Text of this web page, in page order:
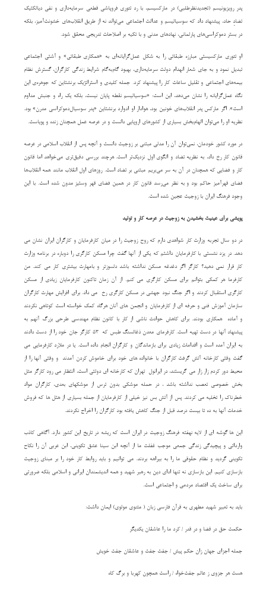
پدر رویزیونیسم (تجدیدنظرطلبی) در مارکسیسم، با رد تئوری فروپاشی قطعی سرمایه‌داری و نفی دیالکتیک
تضادِ حاد، پیشنهاد داد که سوسیالیسم و عدالت اجتماعی می‌تواند نه از طریق انقلاب‌های خشونت‌آمیز، بلکه
در بستر دموکراسی‌های پارلمانی، نهادهای مدنی و با تکیه بر اصلاحات تدریجی محقق شود.
او تئوری مارکسیستی مبارزه طبقاتی را به شکل عمل‌گرایانه‌ای به «همکاری طبقاتی» و آشتی اجتماعی
تبدیل نمود و به جای شعار انهدام دولت سرمایه‌داری، بهبود گام‌به‌گام شرایط زندگی کارگران، گسترش نظام
بیمه‌های اجتماعی و تقلیل ساعات کار را پیشنهاد کرد. جمله کلیدی و استراتژیک برنشتاین که جوهره‌ی این
نگاه عمل‌گرایانه را نشان می‌دهد، این است: «سوسیالیسم نقطه پایان نیست، بلکه یک راه و جنبش مداوم
است». اگر مارکس پدر انقلاب‌های خونین بود، هوادار او ادوارد برنشتاین «پدر سوسیال‌دموکراسی مدرن» بود.
نظریه او را می‌توان الهام‌بخش بسیاری از کشورهای اروپایی دانست و در عرصه عمل همچنان زنده و پویاست.
در مورد کشور خودمان، نمی‌توان آن را مدلی مبتنی بر زوجیت دانست و آنچه پس از انقلاب اسلامی در عرصه
قانون کار رخ داد، به نظریه تضاد و الگوی اول نزدیک‌تر است. هرچند بررسی دقیق‌تری می‌خواهد اما قانون
کار و فضایی که همچنان در آن به سر می‌بریم مبتنی بر تضاد است. روزهای اول انقلاب مانند همه انقلاب‌ها
فضای قهرآمیز حاکم بود و به نظر می‌رسد قانون کار در همین فضای قهر وستیز مدون شده است. با این
وجود فرهنگ ایران با زوجیت عجین شده است.
پویشی برای عینیت بخشیدن به زوجیت در عرصه کار و تولید
در دو سال تجربه وزارت کار شواهدی دارم که روح زوجیت را در میان کارفرمایان و کارگران ایران نشان می
دهد. در یزد نشستی با کارفرمایان داشتم که یکی از آنها گفت چرا مسکن کارگری را دوباره در برنامه وزارت
کار قرار نمی دهید؟ کارگر اگر دغدغه مسکن نداشته باشد دلسوزتر و بامهارت بیشتری کار می کند. من
کارفرما هر کمکی بتوانم برای مسکن کارگری می کنم. از آن زمان تاکنون کارفرمایان زیادی از مسکن
کارگری استقبال کردند و اگر جنگ نبود جهشی در مسکن کارگری رخ می داد. برای افزایش مهارت کارگران
سازمان آموزش فنی و حرفه ای از کارفرمایان و انجمن های آنان هرگاه کمک خواسته است کوتاهی نکردند
و آماده همکاری بودند. برای کاهش حوادث ناشی از کار با کانون نظام مهندسی طرحی بزرگ آنهم به
پیشنهاد آنها در دست تهیه است. کارفرمای معدن ذغالسنگ طبس که 53 کارگر جان خود را از دست دادند
به ایران آمده است و اقدامات زیادی برای بازماندگان و کارگران انجام داده است. یا در ملارد کارفرمایی می
گفت وقتی کارخانه آتش گرفت کارگران با خانواده های خود برای خاموش کردن آمدند و وقتی آنها را از
محیط دور کردم زار زار می گریستند، در ایرانول تهران که کارخانه ای دولتی است، انتظار می رود کارگر مثل
بخش خصوصی تعصب نداشته باشد ، در حمله موشکی بدون ترس از موشکهای بعدی، کارگران مواد
خطرناک را تخلیه می کردند. پس از آتش بس نیز خیلی از کارفرمایان از جمله بسیاری از هتل ها که فروش
خدمات آنها به ده تا بیست درصد قبل از جنگ کاهش یافته بود کارگران را اخراج نکردند.
این ها گوشه ای از لایه نهفته فرهنگ زوجیت در ایران است که ریشه در تاریخ این کشور دارد. آگاهی کاذب
وارداتی و پیچیدگی زندگی جمعی موجب غفلت ما از آنچه ابن سینا عشق تکوینی، ابن عربی آن را نکاح
تکوینی گردید و نظام حقوقی ما را به بیراهه بردند. می توانیم و باید روابط کار خود را بر مبنای زوجیت
بازسازی کنیم. این بازسازی نه تنها ادای دین به رهبر شهید و همه اندیشمندان ایرانی و اسلامی بلکه ضرورتی
برای ساخت یک اقتصاد مردمی و اجتماعی است.
باید به تعبیر شهید مطهری به قرآن فارسی زبان ( مثنوی مولوی) ایمان داشت:
حکمت حق در قضا و در قدر / کرد ما را عاشقان یکدیگر
جمله اجزای جهان زان حکم پیش / جفت جفت و عاشقان جفت خویش
هست هر جزوی ز عالم جفت‌خواه / راست همچون کهربا و برگ کاه